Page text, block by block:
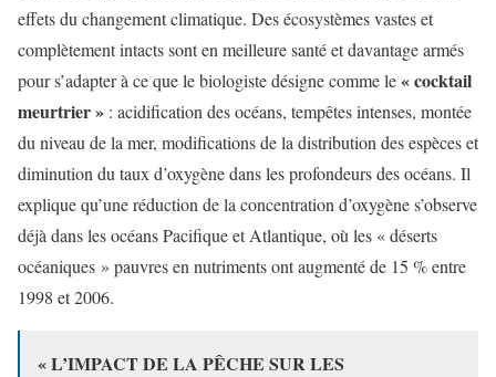
effets du changement climatique. Des écosystèmes vastes et
complètement intacts sont en meilleure santé et davantage armés
pour s’adapter à ce que le biologiste désigne comme le« cocktail
meurtrier » : acidification des océans, tempêtes intenses, montée
du niveau de la mer, modifications de la distribution des espèces et
diminution du taux d’oxygène dans les profondeurs des océans. Il
explique qu’une réduction de la concentration d’oxygène s’observe
déjà dans les océans Pacifique et Atlantique, où les « déserts
océaniques » pauvres en nutriments ont augmenté de 15 % entre
1998 et 2006.
« L’IMPACT DE LA PÊCHE SUR LES